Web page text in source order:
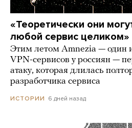
«Теоретически они
любой сервис целиком»
Этим летом Amnezia — один
VPN-сервисов у россиян —
атаку, которая длилась
разработчика сервиса
ИСТОРИИ 6 дней назад